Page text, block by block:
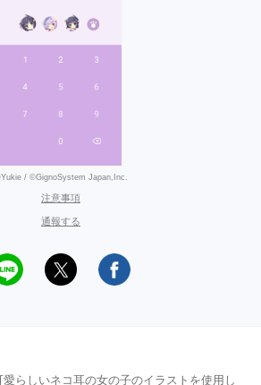
/ ©GignoSystem Japan,Inc.
注意事項
通報する
らしいネコ耳の女の子のイラストを使用し